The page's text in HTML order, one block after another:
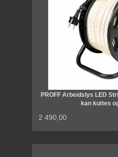
PROFF Arbeidslys LED
kan kuttes
2 490,00